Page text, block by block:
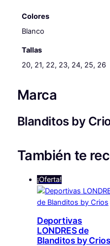
Colores
Blanco
Tallas
20, 21, 22, 23, 24, 25, 26
Marca
Blanditos by
También te
¡Oferta!
Deportivas
LONDRES de
Blanditos by Crios